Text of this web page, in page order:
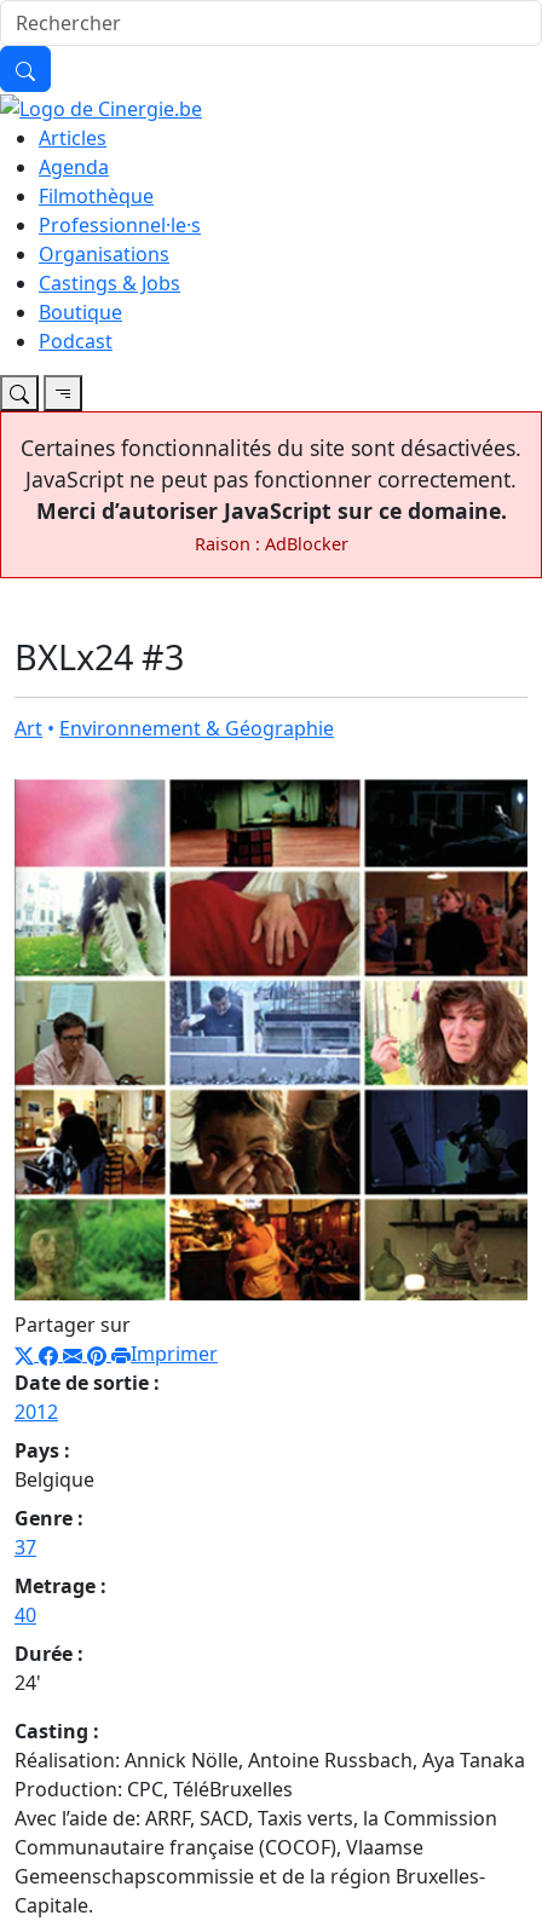
Articles
Agenda
Filmothèque
Professionnel·le·s
Organisations
Castings & Jobs
Boutique
Podcast
Certaines fonctionnalités du site sont désactivées.
JavaScript ne peut pas fonctionner correctement.
Merci d’autoriser JavaScript sur ce domaine.
Raison : AdBlocker
BXLx24 #3
Art • Environnement & Géographie
Partager sur
Imprimer
Date de sortie :
2012
Pays :
Belgique
Genre :
37
Metrage :
40
Durée :
24'
Casting :
Réalisation: Annick Nölle, Antoine Russbach, Aya Tanaka
Production: CPC, TéléBruxelles
Avec l’aide de: ARRF, SACD, Taxis verts, la Commission
Communautaire française (COCOF), Vlaamse
Gemeenschapscommissie et de la région Bruxelles-
Capitale.